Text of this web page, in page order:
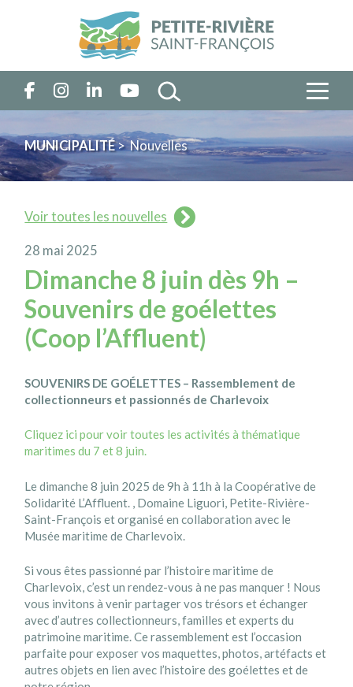
MUNICIPALITÉ> Nouvelles
Voir toutes les nouvelles
28 mai 2025
Dimanche 8 juin dès 9h –
Souvenirs de goélettes
(Coop l’Affluent)
SOUVENIRS DE GOÉLETTES – Rassemblement de
collectionneurs et passionnés de Charlevoix
Cliquez ici pour voir toutes les activités à thématique
maritimes du 7 et 8 juin.
Le dimanche 8 juin 2025 de 9h à 11h à la Coopérative de
Solidarité L’Affluent. , Domaine Liguori, Petite-Rivière-
Saint-François et organisé en collaboration avec le
Musée maritime de Charlevoix.
Si vous êtes passionné par l’histoire maritime de
Charlevoix, c’est un rendez-vous à ne pas manquer ! Nous
vous invitons à venir partager vos trésors et échanger
avec d’autres collectionneurs, familles et experts du
patrimoine maritime. Ce rassemblement est l’occasion
parfaite pour exposer vos maquettes, photos, artéfacts et
autres objets en lien avec l’histoire des goélettes et de